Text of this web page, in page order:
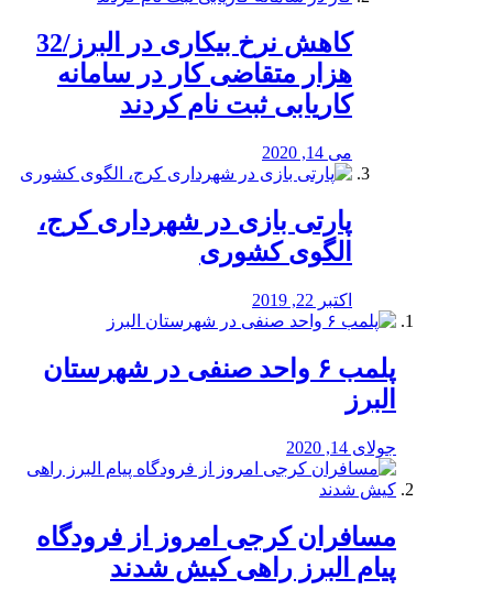
کاهش نرخ بیکاری در البرز/32
هزار متقاضی کار در سامانه
کاریابی ثبت نام کردند
می 14, 2020
پارتی بازی در شهرداری کرج،
الگوی کشوری
اکتبر 22, 2019
پلمب ۶ واحد صنفی در شهرستان
البرز
جولای 14, 2020
مسافران کرجی امروز از فرودگاه
پیام البرز راهی کیش شدند